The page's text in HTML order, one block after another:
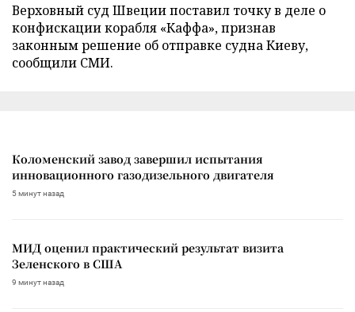
Верховный суд Швеции поставил точку в деле о
конфискации корабля «Каффа», признав
законным решение об отправке судна Киеву,
сообщили СМИ.
Коломенский завод завершил испытания
инновационного газодизельного двигателя
5 минут назад
МИД оценил практический результат визита
Зеленского в США
9 минут назад